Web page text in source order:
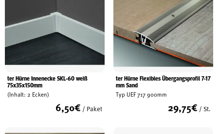
ter Hürne Innenecke SKL-60 weiß
75x35x150mm
(Inhalt: 2 Ecken)
6,50€ / Paket
ter Hürne Flexibles Übergangsprofil 7-17
mm Sand
Typ UEF 717 900mm
29,75€ / St.